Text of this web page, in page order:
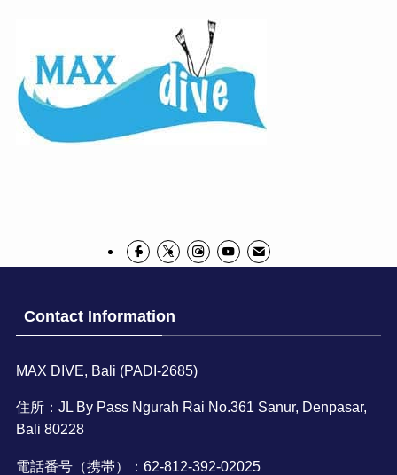
Contact Information
MAX DIVE, Bali (PADI-2685)
住所：JL By Pass Ngurah Rai No.361 Sanur, Denpasar,
Bali 80228
電話番号（携帯）：62-812-392-02025